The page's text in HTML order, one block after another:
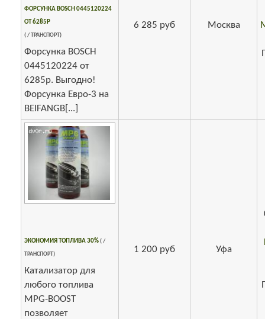
ФОРСУНКА BOSCH 0445120224
ОТ 6285Р
( / ТРАНСПОРТ)
Форсунка BOSCH
0445120224 от
6285р. Выгодно!
Форсунка Евро-3 на
BEIFANGB[...]
6 285 руб Москва
ЭКОНОМИЯ ТОПЛИВА 30%( /
ТРАНСПОРТ)
Катализатор для
любого топлива
MPG-BOOST
позволяет
1 200 руб Уфа